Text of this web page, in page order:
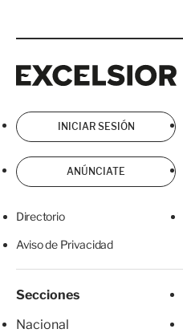
INICIAR SESIÓN
ANÚNCIATE
Directorio
Aviso de Privacidad
Secciones
Nacional